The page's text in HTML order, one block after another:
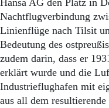
Hansa AG den Platz in
Nachtflugverbindung
Linienflüge nach Tilsit
Bedeutung des
zudem darin, dass er
erklärt wurde und die
Industrieflughafen mit
aus all dem